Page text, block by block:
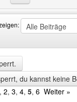
du kannst keine
, 2, 3, 4, 5, 6 Weiter »